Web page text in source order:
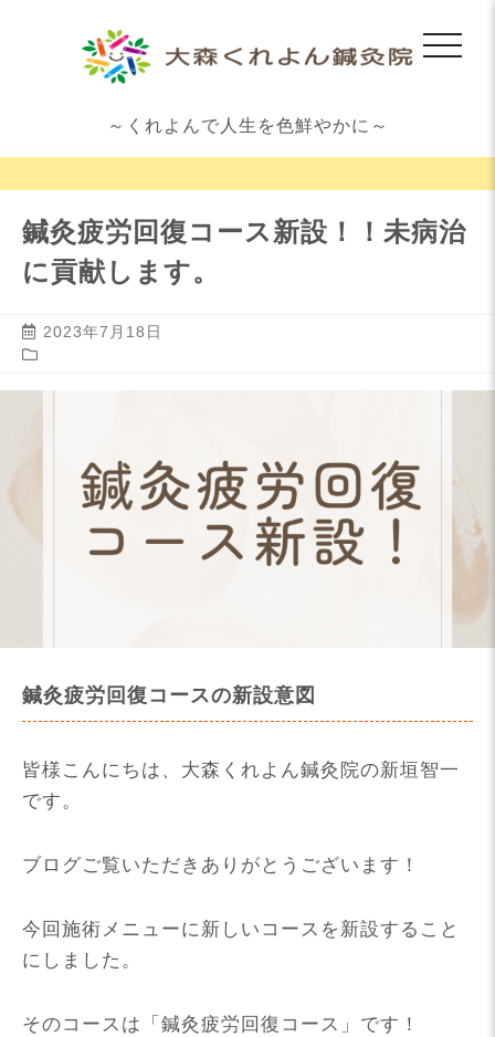
～くれよんで人生を色鮮やかに～
鍼灸疲労回復コース新設！！未病治
に貢献します。
2023年7月18日
鍼灸疲労回復コースの新設意図
皆様こんにちは、大森くれよん鍼灸院の新垣智一
です。
ブログご覧いただきありがとうございます！
今回施術メニューに新しいコースを新設すること
にしました。
そのコースは「鍼灸疲労回復コース」です！